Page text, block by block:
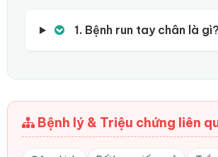
1. Bệnh run tay chân là gì?
Bệnh lý & Triệu chứng liên